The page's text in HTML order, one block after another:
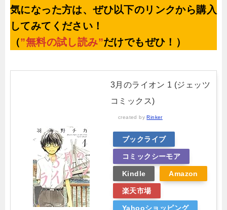
気になった方は、ぜひ以下のリンクから購入
してみてください！
（”無料の試し読み”だけでもぜひ！）
3月のライオン 1 (ジェッツ
コミックス)
created byRinker
ブックライブ
コミックシーモア
Kindle Amazon
楽天市場
Yahooショッピング